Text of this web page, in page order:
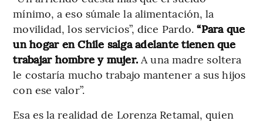
mínimo, a eso súmale la alimentación, la
movilidad, los servicios”, dice Pardo.“Para que
un hogar en Chile salga adelante tienen que
trabajar hombre y mujer. A una madre soltera
le costaría mucho trabajo mantener a sus hijos
con ese valor”.
Esa es la realidad de Lorenza Retamal, quien